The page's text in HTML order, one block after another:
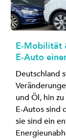
E-Mobilität
E-Auto
Deutschland
und Öl, hin
E-Autos sind
sie sind ein